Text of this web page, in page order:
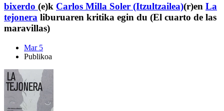
bixerdo (e)k Carlos Milla Soler (Itzultzailea)(r)en La
tejonera liburuaren kritika egin du (El cuarto de las
maravillas)
Mar 5
Publikoa